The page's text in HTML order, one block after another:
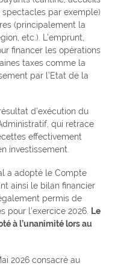
par exemple)
(principalement la
etc.). L’emprunt,
financer les opérations
taxes comme la
par l’Etat de la
d’exécution du
qui retrace
effectivement
investissement.
a adopté le Compte
ainsi le bilan financier
permis de
l’exercice 2026.
Le
à l’unanimité lors au
2026 consacré au